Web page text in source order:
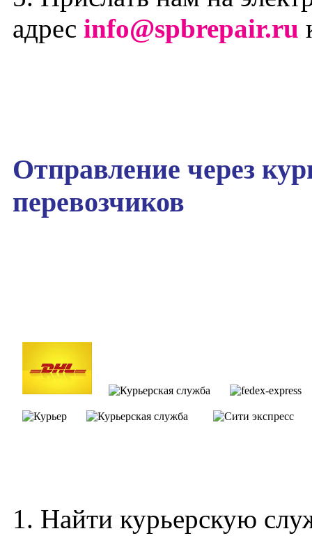
адрес info@spbrepair.ru
Отправление через
перевозчиков
1. Найти курьерскую